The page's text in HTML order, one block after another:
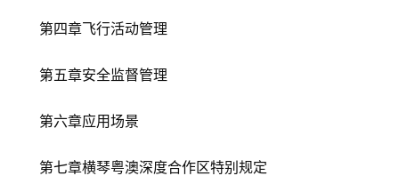
第四章飞行活动管理
第五章安全监督管理
第六章应用场景
第七章横琴粤澳深度合作区特别规定